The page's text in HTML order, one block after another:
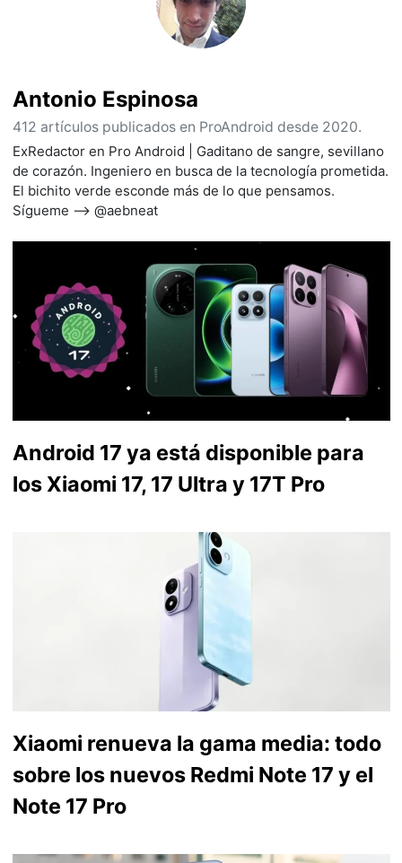
Antonio Espinosa
412 artículos publicados en ProAndroid desde 2020.
ExRedactor en Pro Android | Gaditano de sangre, sevillano
de corazón. Ingeniero en busca de la tecnología prometida.
El bichito verde esconde más de lo que pensamos.
Sígueme --> @aebneat
Android 17 ya está disponible para
los Xiaomi 17, 17 Ultra y 17T Pro
Xiaomi renueva la gama media: todo
sobre los nuevos Redmi Note 17 y el
Note 17 Pro